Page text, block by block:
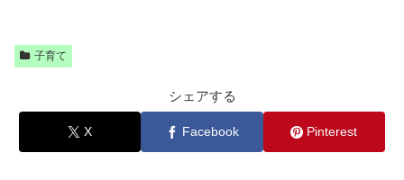
子育て
シェアする
X Facebook Pinterest